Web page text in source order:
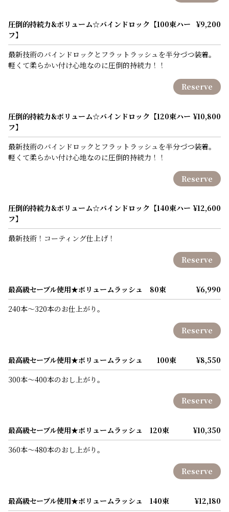
圧倒的持続力&ボリューム☆バインドロック【100束ハー
フ】
¥9,200
最新技術のバインドロックとフラットラッシュを半分づつ装着。
軽くて柔らかい付け心地なのに圧倒的持続力！！
Reserve
圧倒的持続力&ボリューム☆バインドロック【120束ハー
フ】
¥10,800
最新技術のバインドロックとフラットラッシュを半分づつ装着。
軽くて柔らかい付け心地なのに圧倒的持続力！！
Reserve
圧倒的持続力&ボリューム☆バインドロック【140束ハー
フ】
¥12,600
最新技術！コーティング仕上げ！
Reserve
最高級セーブル使用★ボリュームラッシュ 80束
¥6,990
240本～320本のお仕上がり。
Reserve
最高級セーブル使用★ボリュームラッシュ 100束
¥8,550
300本～400本のおし上がり。
Reserve
最高級セーブル使用★ボリュームラッシュ 120束
¥10,350
360本～480本のおし上がり。
Reserve
最高級セーブル使用★ボリュームラッシュ 140束
¥12,180